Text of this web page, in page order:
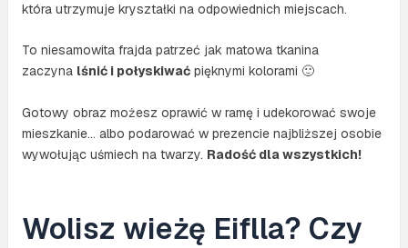
która utrzymuje kryształki na odpowiednich miejscach.
To niesamowita frajda patrzeć jak matowa tkanina
zaczyna lśnić i połyskiwaćpięknymi kolorami 🙂
Gotowy obraz możesz oprawić w ramę i udekorować swoje
mieszkanie… albo podarować w prezencie najbliższej osobie
wywołując uśmiech na twarzy. Radość dla wszystkich!
Wolisz wieżę Eiflla? Czy